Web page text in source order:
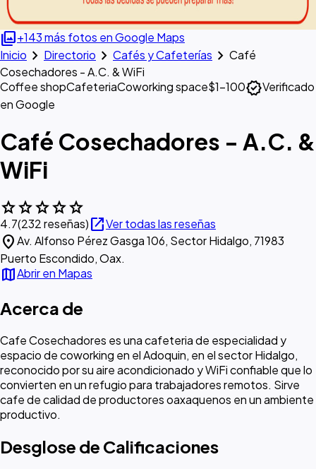
photo_library+143 más fotos en Google Maps
Inicio chevron_right Directorio chevron_right Cafés y Cafeterías chevron_right Café
Cosechadores - A.C. & WiFi
Coffee shopCafeteriaCoworking space$1–100verifiedVerificado
en Google
Café Cosechadores - A.C. &
WiFi
starstarstarstarstar
4.7(232 reseñas)open_in_newVer todas las reseñas
location_onAv. Alfonso Pérez Gasga 106, Sector Hidalgo, 71983
Puerto Escondido, Oax.
mapAbrir en Mapas
Acerca de
Cafe Cosechadores es una cafeteria de especialidad y
espacio de coworking en el Adoquin, en el sector Hidalgo,
reconocido por su aire acondicionado y WiFi confiable que lo
convierten en un refugio para trabajadores remotos. Sirve
cafe de calidad de productores oaxaquenos en un ambiente
productivo.
Desglose de Calificaciones